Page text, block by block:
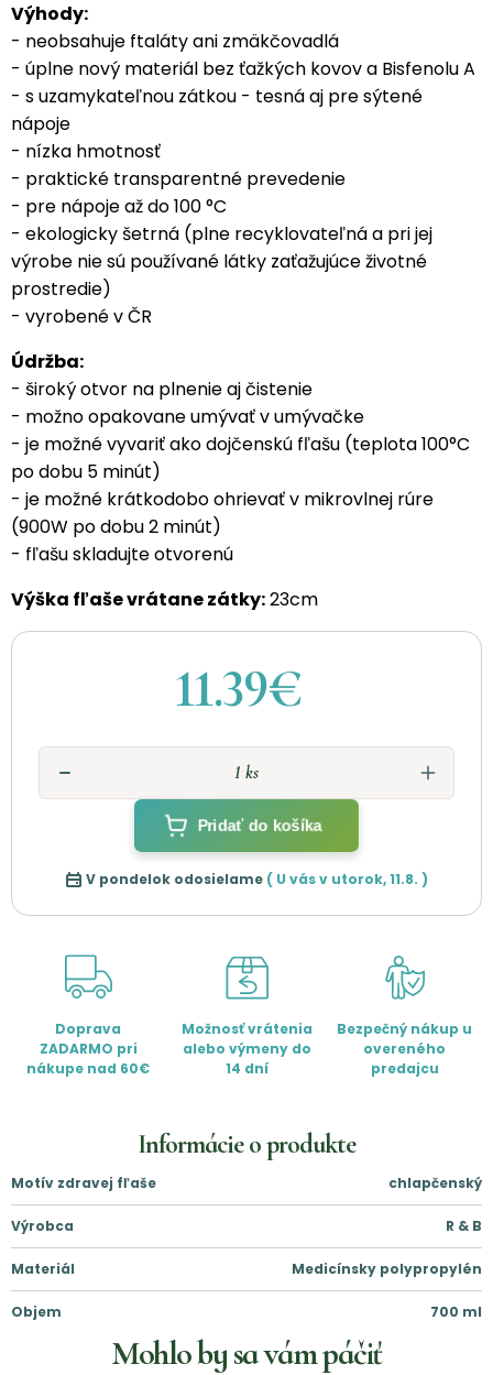
Výhody:
- neobsahuje ftaláty ani zmäkčovadlá
- úplne nový materiál bez ťažkých kovov a Bisfenolu A
- s uzamykateľnou zátkou - tesná aj pre sýtené
nápoje
- nízka hmotnosť
- praktické transparentné prevedenie
- pre nápoje až do 100 °C
- ekologicky šetrná (plne recyklovateľná a pri jej
výrobe nie sú používané látky zaťažujúce životné
prostredie)
- vyrobené v ČR
Údržba:
- široký otvor na plnenie aj čistenie
- možno opakovane umývať v umývačke
- je možné vyvariť ako dojčenskú fľašu (teplota 100°C
po dobu 5 minút)
- je možné krátkodobo ohrievať v mikrovlnej rúre
(900W po dobu 2 minút)
- fľašu skladujte otvorenú
Výška fľaše vrátane zátky:23cm
11.39€
Pridať do košíka
V pondelok odosielame ( U vás v utorok,11.8. )
Doprava
ZADARMO pri
nákupe nad 60€
Možnosť vrátenia
alebo výmeny do
14 dní
Bezpečný nákup u
overeného
predajcu
Informácie o produkte
Motív zdravej fľaše chlapčenský
Výrobca R & B
Materiál Medicínsky polypropylén
Objem 700 ml
Mohlo by sa vám páčiť